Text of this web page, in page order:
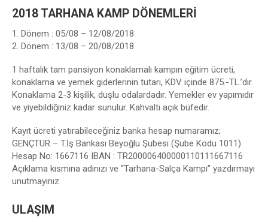
2018 TARHANA KAMP DÖNEMLERİ
1. Dönem : 05/08 – 12/08/2018
2. Dönem : 13/08 – 20/08/2018
1 haftalık tam pansiyon konaklamalı kampın eğitim ücreti,
konaklama ve yemek giderlerinin tutarı, KDV içinde 875.-TL.’dir.
Konaklama 2-3 kişilik, duşlu odalardadır. Yemekler ev yapımıdır
ve yiyebildiğiniz kadar sunulur. Kahvaltı açık büfedir.
Kayıt ücreti yatırabileceğiniz banka hesap numaramız;
GENÇTUR – T.İş Bankası Beyoğlu Şubesi (Şube Kodu 1011)
Hesap No: 1667116 IBAN : TR200006400000110111667116
Açıklama kısmına adınızı ve “Tarhana-Salça Kampı” yazdırmayı
unutmayınız
ULAŞIM